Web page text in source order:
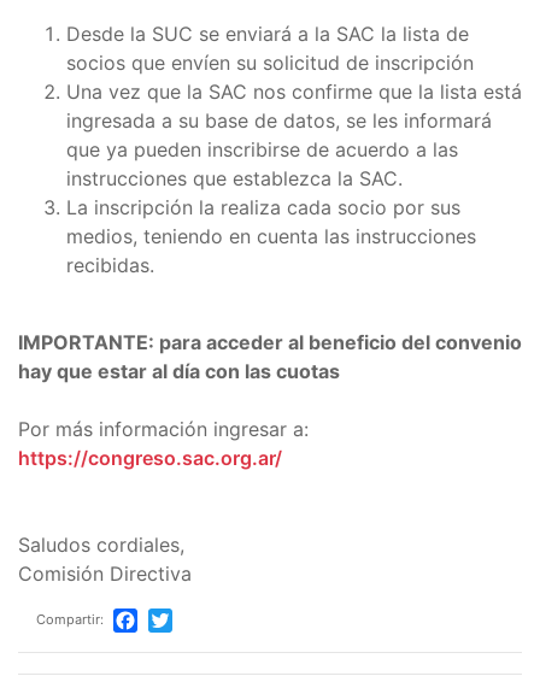
Desde la SUC se enviará a la SAC la lista de
socios que envíen su solicitud de inscripción
Una vez que la SAC nos confirme que la lista está
ingresada a su base de datos, se les informará
que ya pueden inscribirse de acuerdo a las
instrucciones que establezca la SAC.
La inscripción la realiza cada socio por sus
medios, teniendo en cuenta las instrucciones
recibidas.
IMPORTANTE: para acceder al beneficio del convenio
hay que estar al día con las cuotas
Por más información ingresar a:
https://congreso.sac.org.ar/
Saludos cordiales,
Comisión Directiva
Compartir: Facebook